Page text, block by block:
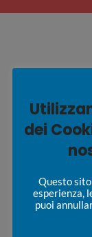
I
Non siamo
soluzioni che
a partire dallo
possano
dei
Questo
esperienza,
puoi